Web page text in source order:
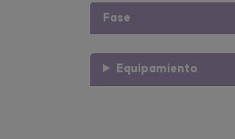
Fase
Equipamiento